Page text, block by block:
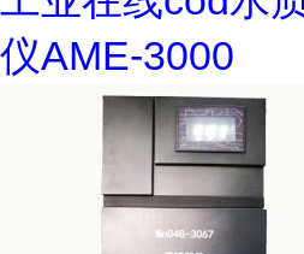
仪AME-3000